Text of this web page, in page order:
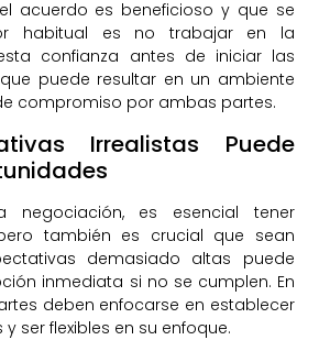
acuerdo es beneficioso y que se
habitual es no trabajar en la
confianza antes de iniciar las
puede resultar en un ambiente
compromiso por ambas partes.
Irrealistas Puede
negociación, es esencial tener
también es crucial que sean
demasiado altas puede
inmediata si no se cumplen. En
deben enfocarse en establecer
ser flexibles en su enfoque.